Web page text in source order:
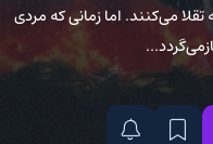
می‌کنند. اما زمانی که مردی